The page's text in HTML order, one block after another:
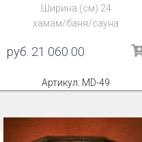
Ширина (см) 24
хамам/баня/сауна
руб. 21 060 00
Артикул: MD-49